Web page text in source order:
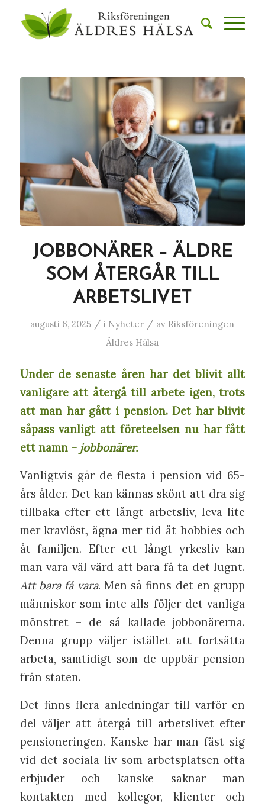
JOBBONÄRER – ÄLDRE
SOM ÅTERGÅR TILL
ARBETSLIVET
augusti 6, 2025 / i Nyheter / av Riksföreningen
Äldres Hälsa
Under de senaste åren har det blivit allt
vanligare att återgå till arbete igen, trots
att man har gått i pension. Det har blivit
såpass vanligt att företeelsen nu har fått
ett namn – jobbonärer.
Vanligtvis går de flesta i pension vid 65-
års ålder. Det kan kännas skönt att dra sig
tillbaka efter ett långt arbetsliv, leva lite
mer kravlöst, ägna mer tid åt hobbies och
åt familjen. Efter ett långt yrkesliv kan
man vara väl värd att bara få ta det lugnt.
Att bara få vara. Men så finns det en grupp
människor som inte alls följer det vanliga
mönstret – de så kallade jobbonärerna.
Denna grupp väljer istället att fortsätta
arbeta, samtidigt som de uppbär pension
från staten.
Det finns flera anledningar till varför en
del väljer att återgå till arbetslivet efter
pensioneringen. Kanske har man fäst sig
vid det sociala liv som arbetsplatsen ofta
erbjuder och kanske saknar man
kontakten med kollegor, klienter och